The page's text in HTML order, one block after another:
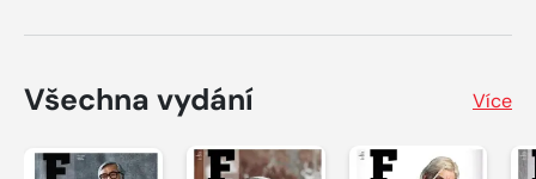
Všechna vydání Více